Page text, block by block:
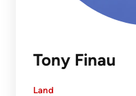
Tony Finau
Land